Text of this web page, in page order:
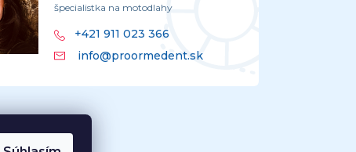
špecialistka na motodlahy
+421 911 023 366
info@proormedent.sk